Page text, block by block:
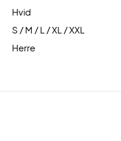
Hvid
S / M / L / XL / XXL
Herre